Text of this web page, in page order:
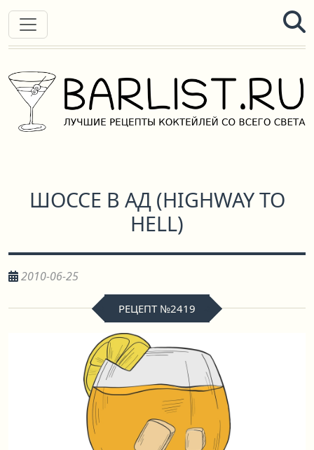
ШОССЕ В АД(HIGHWAY TO
HELL)
2010-06-25
РЕЦЕПТ №2419